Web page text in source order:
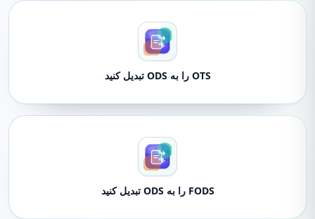
OTS را به ODS تبدیل کنید
FODS را به ODS تبدیل کنید